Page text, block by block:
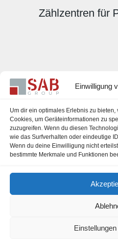
Einwilligung
Um dir ein optimales Erlebnis zu
Cookies, um Geräteinformationen zu
zuzugreifen. Wenn du diesen
wie das Surfverhalten oder eindeutige
Wenn du deine Einwilligung nicht
bestimmte Merkmale und Funktionen
Zählzentren für
Karriere
Impressum
Datenschutzerklärung
Cookie-Richtlinie (EU)
office@sab-group.com